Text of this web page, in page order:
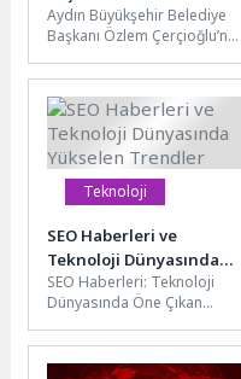
Sanatkârlar Odası’ndan
Ziyaret
Aydın Büyükşehir Belediye
Başkanı Özlem Çerçioğlu’na;
Odası Başkanı Ümit Açıkgöz
ve...
Teknoloji
SEO Haberleri ve
Teknoloji Dünyasında
Yükselen Trendler
SEO Haberleri: Teknoloji
Dünyasında Öne Çıkan
2026 yılına yaklaşırken,
teknoloji ve dijital...